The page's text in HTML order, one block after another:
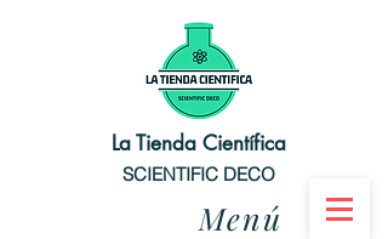
La Tienda Científica
SCIENTIFIC DECO
Menú